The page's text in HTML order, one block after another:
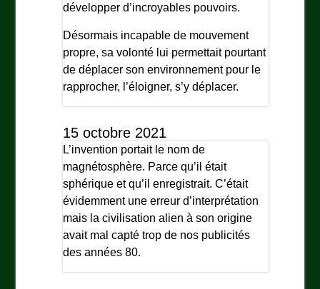
développer d’incroyables pouvoirs.
Désormais incapable de mouvement
propre, sa volonté lui permettait pourtant
de déplacer son environnement pour le
rapprocher, l’éloigner, s’y déplacer.
15 octobre 2021
L’invention portait le nom de
magnétosphère. Parce qu’il était
sphérique et qu’il enregistrait. C’était
évidemment une erreur d’interprétation
mais la civilisation alien à son origine
avait mal capté trop de nos publicités
des années 80.